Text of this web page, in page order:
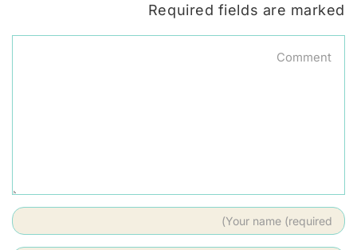
Required fields are marked